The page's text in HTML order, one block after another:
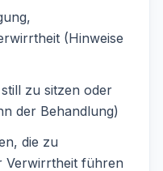
(Hinweise
zu sitzen oder
der Behandlung)
die zu
Verwirrtheit führen